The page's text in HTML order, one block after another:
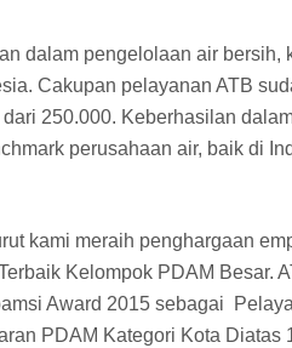
dalam pengelolaan air bersih,
Cakupan pelayanan ATB
250.000. Keberhasilan
perusahaan air, baik di
kami meraih penghargaan
Kelompok PDAM Besar.
Award 2015 sebagai
PDAM Kategori Kota Diatas